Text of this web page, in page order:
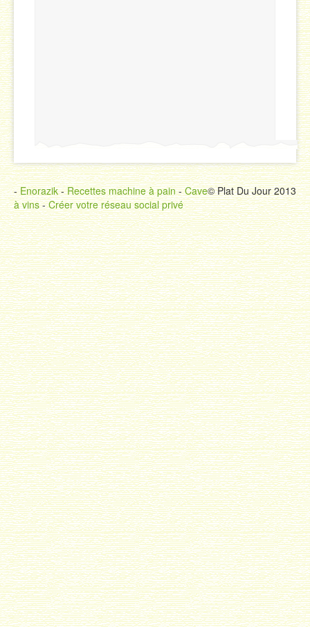
© Plat Du Jour 2013
-Enorazik-Recettes machine à pain-Cave
à vins-Créer votre réseau social privé